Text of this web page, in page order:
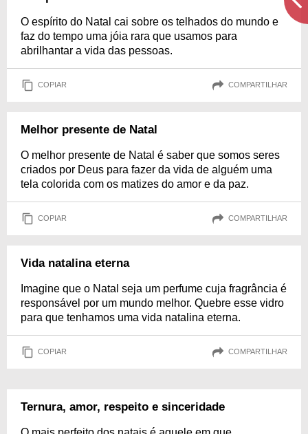
O espírito do Natal cai sobre os telhados do mundo e
faz do tempo uma jóia rara que usamos para
abrilhantar a vida das pessoas.
COPIAR COMPARTILHAR
Melhor presente de Natal
O melhor presente de Natal é saber que somos seres
criados por Deus para fazer da vida de alguém uma
tela colorida com os matizes do amor e da paz.
COPIAR COMPARTILHAR
Vida natalina eterna
Imagine que o Natal seja um perfume cuja fragrância é
responsável por um mundo melhor. Quebre esse vidro
para que tenhamos uma vida natalina eterna.
COPIAR COMPARTILHAR
Ternura, amor, respeito e sinceridade